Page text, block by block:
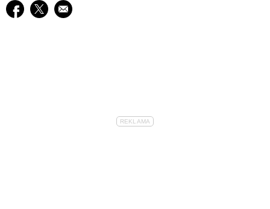
Udostępnij na facebook
Udostępnij na twitter
E-mail do przyjaciela